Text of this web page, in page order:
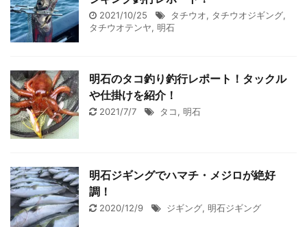
2021/10/25 タチウオ, タチウオジギング,
タチウオテンヤ, 明石
明石のタコ釣り釣行レポート！タックル
や仕掛けを紹介！
2021/7/7 タコ, 明石
明石ジギングでハマチ・メジロが絶好
調！
2020/12/9 ジギング, 明石ジギング